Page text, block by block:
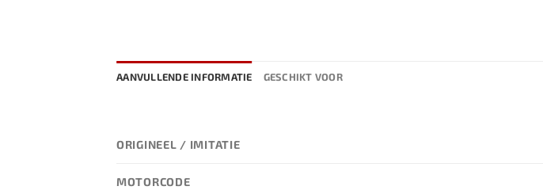
AANVULLENDE INFORMATIE GESCHIKT VOOR
ORIGINEEL / IMITATIE
MOTORCODE